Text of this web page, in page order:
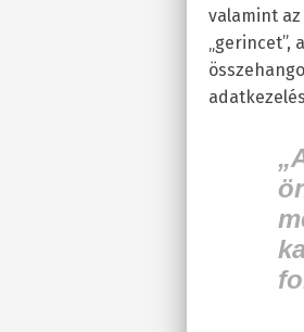
valamint
„gerincet”,